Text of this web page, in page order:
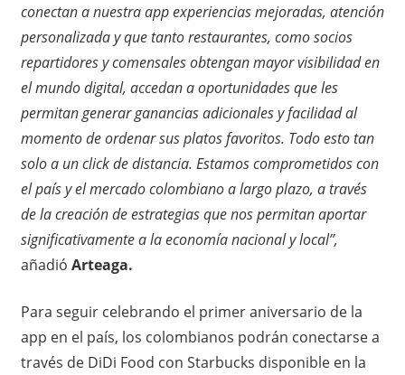
conectan a nuestra app experiencias mejoradas, atención
personalizada y que tanto restaurantes, como socios
repartidores y comensales obtengan mayor visibilidad en
el mundo digital, accedan a oportunidades que les
permitan generar ganancias adicionales y facilidad al
momento de ordenar sus platos favoritos. Todo esto tan
solo a un click de distancia. Estamos comprometidos con
el país y el mercado colombiano a largo plazo, a través
de la creación de estrategias que nos permitan aportar
significativamente a la economía nacional y local”,
añadió Arteaga.
Para seguir celebrando el primer aniversario de la
app en el país, los colombianos podrán conectarse a
través de DiDi Food con Starbucks disponible en la